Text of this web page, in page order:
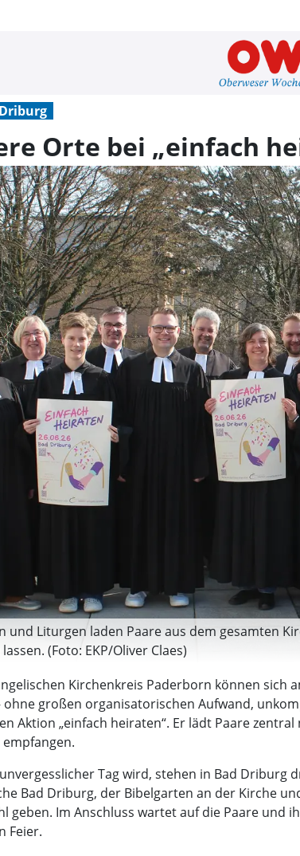
Orte bei „einfach
und Liturgen laden Paare aus dem gesamten
(Foto: EKP/Oliver Claes)
Kirchenkreis Paderborn können
ohne großen organisatorischen Aufwand,
Aktion „einfach heiraten“. Er lädt Paare
empfangen.
Tag wird, stehen in Bad
Bad Driburg, der Bibelgarten an der Kirche
geben. Im Anschluss wartet auf die Paare und
Feier.